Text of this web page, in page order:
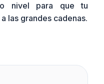
nivel para que tu
las grandes cadenas.